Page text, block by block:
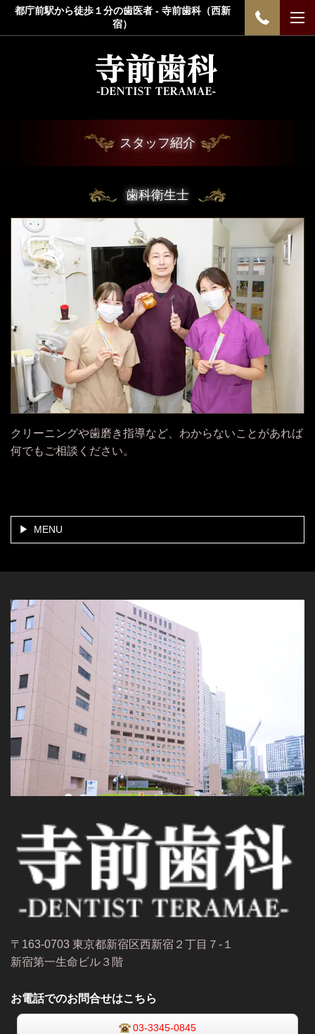
都庁前駅から徒歩１分の歯医者 - 寺前歯科（西新
宿）
スタッフ紹介
歯科衛生士
クリーニングや歯磨き指導など、わからないことがあれば
何でもご相談ください。
MENU
〒163-0703 東京都新宿区西新宿２丁目７-１
新宿第一生命ビル３階
お電話でのお問合せはこちら
03-3345-0845